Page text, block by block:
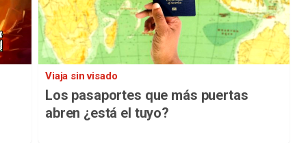
Viaja sin visado
Los pasaportes que más puertas
abren ¿está el tuyo?